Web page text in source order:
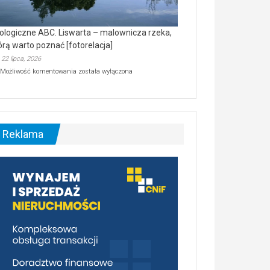
ABC. Liswarta – malownicza rzeka,
warto poznać [fotorelacja]
22 lipca, 2026
Możliwość komentowania Ekologiczne
–
malownicza
[fotorelacja]
została wyłączona
Reklama